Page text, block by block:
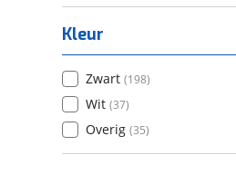
Kleur
Zwart (198)
Wit (37)
Overig (35)